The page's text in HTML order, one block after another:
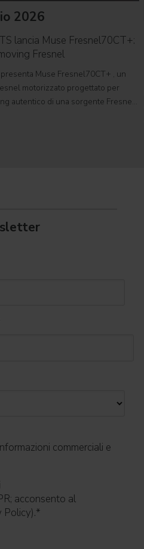
2026
lancia Muse Fresnel70CT+:
Fresnel
presenta Muse Fresnel70CT+ , un
motorizzato progettato per
autentico di una sorgente Fresnel
commerciali e
acconsento al
Policy).*